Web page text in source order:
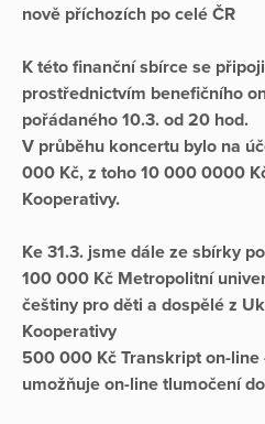
nově příchozích po celé ČR
K této finanční sbírce se
prostřednictvím benefičního
pořádaného 10.3. od 20 hod.
V průběhu koncertu bylo na
000 Kč, z toho 10 000 0000
Kooperativy.
Ke 31.3. jsme dále ze sbírky
100 000 Kč Metropolitní
češtiny pro děti a dospělé z
Kooperativy
500 000 Kč Transkript on-
umožňuje on-line tlumočení